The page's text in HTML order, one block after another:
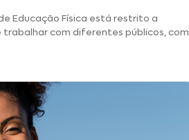
Educação Física está restrito a
com diferentes públicos, com